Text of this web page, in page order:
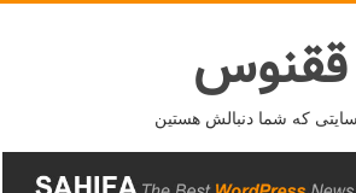
ققنوس
که شما دنبالش هستین